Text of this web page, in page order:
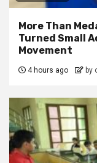
More Than
Turned Small
Movement
4 hours ago by